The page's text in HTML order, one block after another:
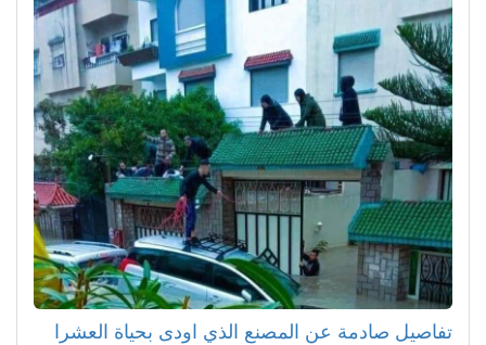
تفاصيل صادمة عن المصنع الذي اودى بحياة العشرا